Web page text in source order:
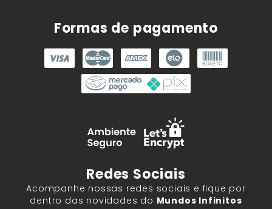
Formas de pagamento
Redes Sociais
Acompanhe nossas redes sociais e fique por
dentro das novidades do Mundos Infinitos